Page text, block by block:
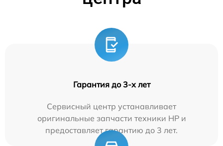
Гарантия до 3-х лет
Сервисный центр устанавливает
оригинальные запчасти техники HP и
предоставляет гарантию до 3 лет.